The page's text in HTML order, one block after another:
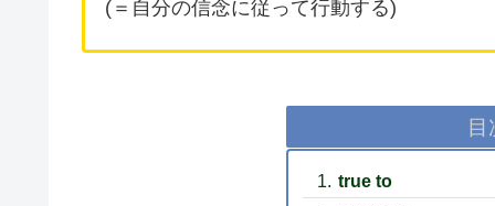
(＝自分の信念に従って行動する)
目
true to